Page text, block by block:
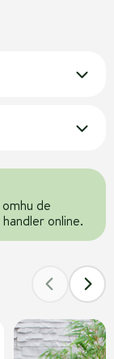
de
online.